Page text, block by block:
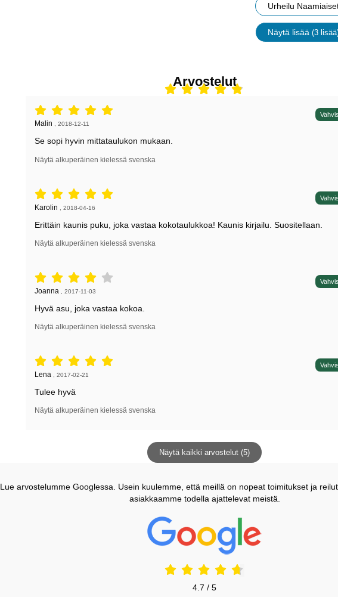
Urheilu
Näytä lisää (3
Arvostelut
Arvostelu: 5 tähdet / 5,
Arvostelun kirjoittaja:
Malin , 2018-12-11
Se sopi hyvin mittataulukon mukaan.
Näytä alkuperäinen kielessä svenska
Arvostelu: 5 tähdet / 5,
Arvostelun kirjoittaja:
Karolin 2018-04-16
Erittäin kaunis puku, joka vastaa kokotaulukkoa! Kaunis kirjailu. Suositellaan.
Näytä alkuperäinen kielessä svenska
Arvostelu: 4 tähdet / 5,
Arvostelun kirjoittaja:
Joanna 2017-11-03
Hyvä asu, joka vastaa kokoa.
Näytä alkuperäinen kielessä svenska
Arvostelu: 5 tähdet / 5,
Arvostelun kirjoittaja:
Lena 2017-02-21
Tulee hyvä
Näytä alkuperäinen kielessä svenska
Näytä kaikki arvostelut (5)
Lue arvostelumme Googlessa. Usein kuulemme, että meillä on nopeat toimitukset ja
asiakkaamme todella ajattelevat meistä.
Prisjakt Arvostelu: 4.7 Tähdet
4.7 / 5